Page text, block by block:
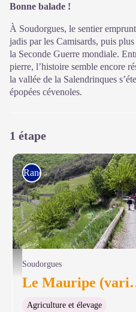
Bonne balade !
À Soudorgues, le sentier
jadis par les Camisards, puis
la Seconde Guerre mondiale.
pierre, l’histoire semble encore
la vallée de la Salendrinques
épopées cévenoles.
1 étape
Descente sous Mercou - © Olivier Prohin
Rando à pied
Soudorgues
Le
Agriculture et élevage